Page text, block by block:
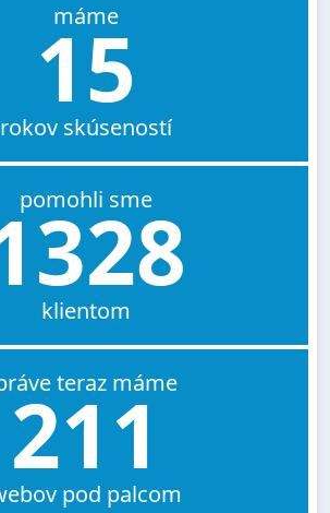
máme
15
rokov skúseností
pomohli sme
klientom
teraz máme
211
pod palcom